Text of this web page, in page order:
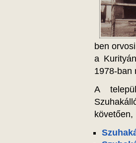
ben
a
1978-ban
A
követően,